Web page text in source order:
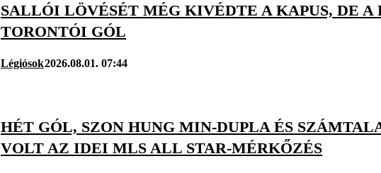
SALLÓI LÖVÉSÉT MÉG KIVÉDTE A KAPUS, DE A
TORONTÓI GÓL
Légiósok2026.08.01. 07:44
HÉT GÓL, SZON HUNG MIN-DUPLA ÉS
VOLT AZ IDEI MLS ALL STAR-MÉRKŐZÉS